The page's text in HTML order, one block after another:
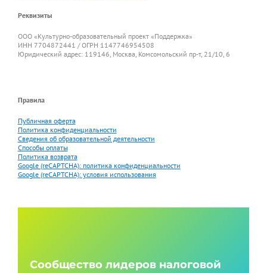
Реквизиты
ООО «Культурно-образовательный проект «Поддержка»
ИНН 7704872441 / ОГРН 1147746954508
Юридический адрес: 119146, Москва, Комсомольский пр-т, 21/10, 6
Правила
Публичная оферта
Политика конфиденциальности
Сведения об образовательной деятельности
Способы оплаты
Политика возврата
Google (reCAPTCHA): политика конфиденциальности
Google (reCAPTCHA): условия использования
Сообщество лидеров налоговой